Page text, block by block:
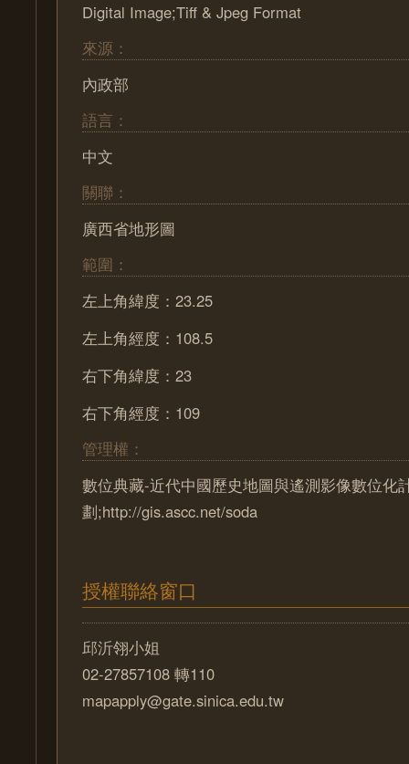
Digital Image;Tiff & Jpeg Format
來源：
內政部
語言：
中文
關聯：
廣西省地形圖
範圍：
左上角緯度：23.25
左上角經度：108.5
右下角緯度：23
右下角經度：109
管理權：
數位典藏-近代中國歷史地圖與遙測影像數位化
劃;http://gis.ascc.net/soda
授權聯絡窗口
邱沂翎小姐
02-27857108 轉110
mapapply@gate.sinica.edu.tw